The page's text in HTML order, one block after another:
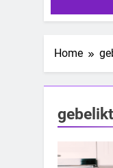
Home